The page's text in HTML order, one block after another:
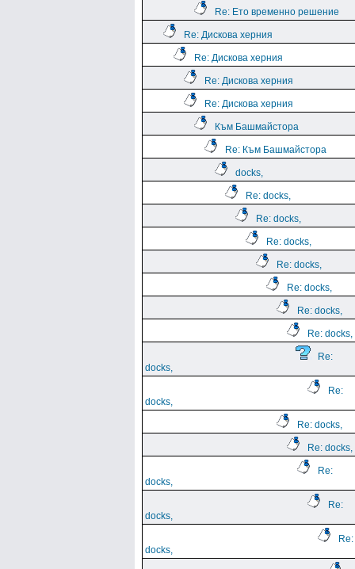
Re: Ето временно решение
Re: Дискова херния
Re: Дискова херния
Re: Дискова херния
Re: Дискова херния
Към Башмайстора
Re: Към Башмайстора
docks,
Re: docks,
Re: docks,
Re: docks,
Re: docks,
Re: docks,
Re: docks,
Re: docks,
Re:
docks,
Re:
docks,
Re: docks,
Re: docks,
Re:
docks,
Re:
docks,
Re:
docks,